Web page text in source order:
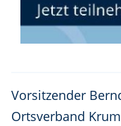
Vorsitzender
Ortsverband